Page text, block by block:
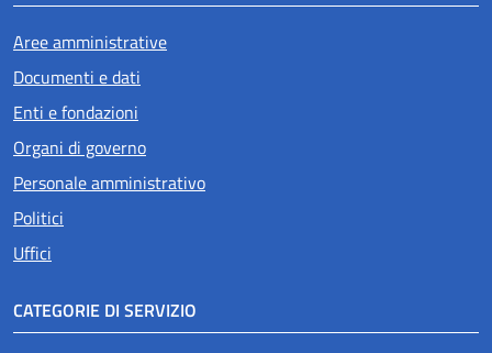
Aree amministrative
Documenti e dati
Enti e fondazioni
Organi di governo
Personale amministrativo
Politici
Uffici
CATEGORIE DI SERVIZIO